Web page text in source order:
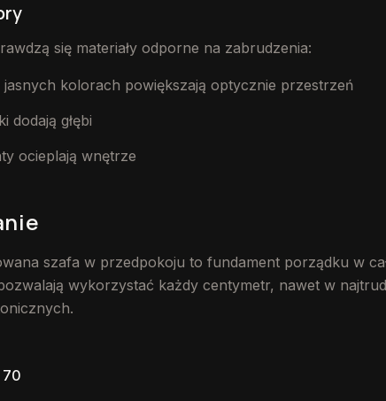
się materiały odporne na zabrudzenia:
kolorach powiększają optycznie przestrzeń
dodają głębi
ocieplają wnętrze
szafa w przedpokoju to fundament porządku w
wykorzystać każdy centymetr, nawet w
70